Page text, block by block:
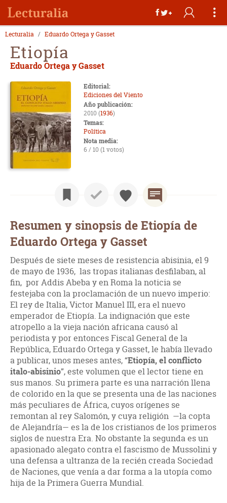
Lecturalia Eduardo Ortega y Gasset
Etiopía
Eduardo Ortega y Gasset
Editorial:
Ediciones del Viento
Año publicación:
2010 (1936)
Temas:
Política
Nota media:
6 / 10 (1 votos)
Resumen y sinopsis de Etiopía de
Eduardo Ortega y Gasset
Después de siete meses de resistencia abisinia, el 9
de mayo de 1936, las tropas italianas desfilaban, al
fin, por Addis Abeba y en Roma la noticia se
festejaba con la proclamación de un nuevo imperio:
El rey de Italia, Victor Manuel III, era el nuevo
emperador de Etiopía. La indignación que este
atropello a la vieja nación africana causó al
periodista y por entonces Fiscal General de la
República, Eduardo Ortega y Gasset, le había llevado
a publicar, unos meses antes, “Etiopía, el conflicto
italo-abisinio”, este volumen que el lector tiene en
sus manos. Su primera parte es una narración llena
de colorido en la que se presenta una de las naciones
más peculiares de África, cuyos orígenes se
remontan al rey Salomón, y cuya religión —la copta
de Alejandría— es la de los cristianos de los primeros
siglos de nuestra Era. No obstante la segunda es un
apasionado alegato contra el fascismo de Mussolini y
una defensa a ultranza de la recién creada Sociedad
de Naciones, que venía a dar forma a la utopía como
hija de la Primera Guerra Mundial.